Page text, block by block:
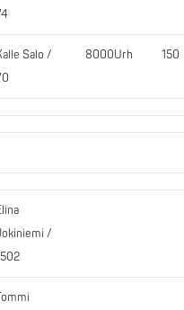
Salo /
8000Urh 150
/